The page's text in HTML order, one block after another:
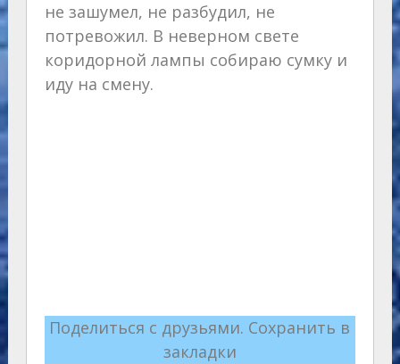
не зашумел, не разбудил, не
потревожил. В неверном свете
коридорной лампы собираю сумку и
иду на смену.
Поделиться с друзьями. Сохранить в
закладки